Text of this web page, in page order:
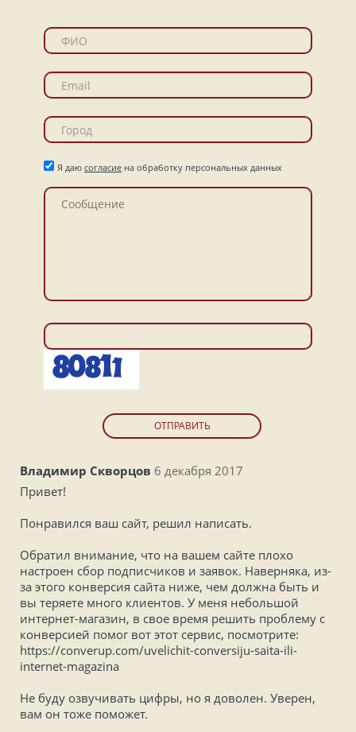
Я даю согласие на обработку персональных данных
ОТПРАВИТЬ
Владимир Скворцов 6 декабря 2017
Привет!
Понравился ваш сайт, решил написать.
Обратил внимание, что на вашем сайте плохо
настроен сбор подписчиков и заявок. Наверняка, из-
за этого конверсия сайта ниже, чем должна быть и
вы теряете много клиентов. У меня небольшой
интернет-магазин, в свое время решить проблему с
конверсией помог вот этот сервис, посмотрите:
https://converup.com/uvelichit-conversiju-saita-ili-
internet-magazina
Не буду озвучивать цифры, но я доволен. Уверен,
вам он тоже поможет.